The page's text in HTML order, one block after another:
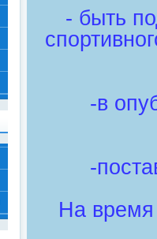
- быть
-в
-
На время